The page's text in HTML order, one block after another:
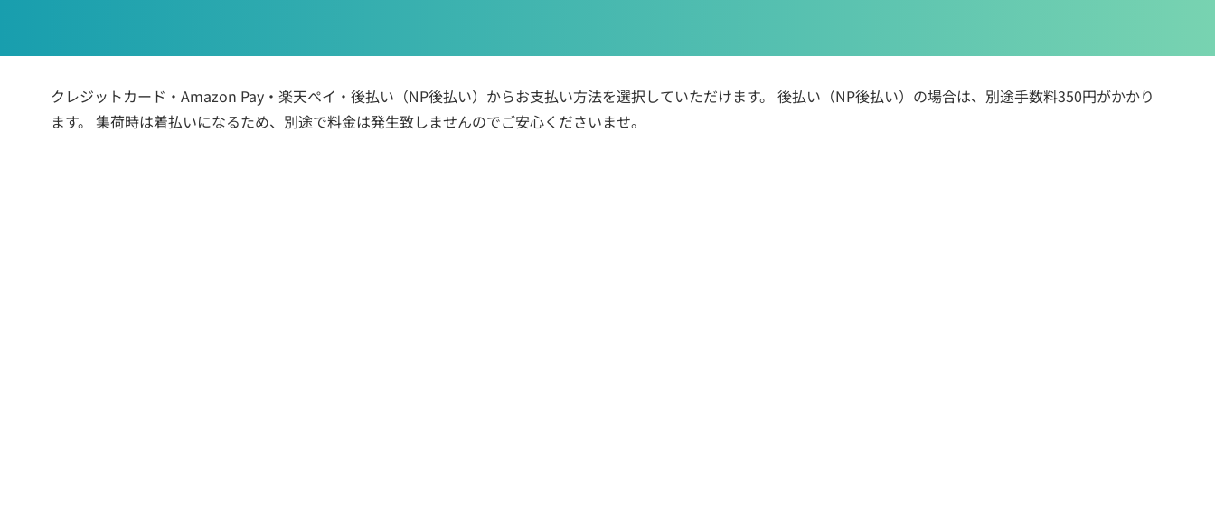
クレジットカード・Amazon Pay・楽天ペイ・後払い（NP後払い）からお支払い方法を選択していただけます。 後払い（NP後払い）の場合は、別途手数料350円がかかり
ます。 集荷時は着払いになるため、別途で料金は発生致しませんのでご安心くださいませ。